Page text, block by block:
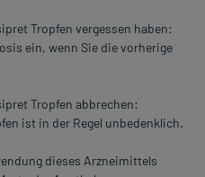
Tropfen vergessen haben:
ein, wenn Sie die vorherige
Tropfen abbrechen:
ist in der Regel unbedenklich.
dieses Arzneimittels